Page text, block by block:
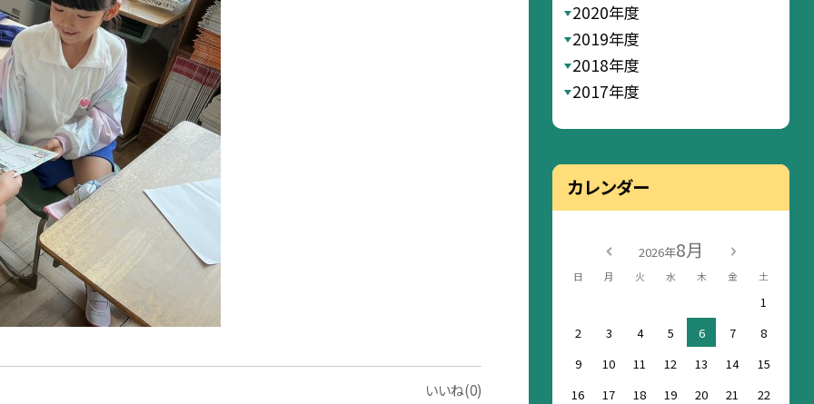
いいね(0)
2020年度
2019年度
2018年度
2017年度
カレンダー
2026年8月
日 月 火 水 木 金 土
1
2
3 4 5 6 7
8
9
10 11 12 13 14
15
16
17 18 19 20 21
22